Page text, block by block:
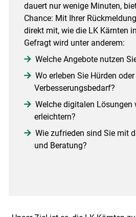
dauert nur wenige Minuten,
Chance: Mit Ihrer
direkt mit, wie die LK Kärnten
Gefragt wird unter anderem:
Welche Angebote nutzen
Wo erleben Sie Hürden oder
Verbesserungsbedarf?
Welche digitalen Lösungen
erleichtern?
Wie zufrieden sind Sie mit
und Beratung?